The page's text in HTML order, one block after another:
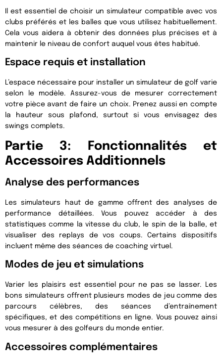
Il est essentiel de choisir un simulateur compatible avec vos
clubs préférés et les balles que vous utilisez habituellement.
Cela vous aidera à obtenir des données plus précises et à
maintenir le niveau de confort auquel vous êtes habitué.
Espace requis et installation
L’espace nécessaire pour installer un simulateur de golf varie
selon le modèle. Assurez-vous de mesurer correctement
votre pièce avant de faire un choix. Prenez aussi en compte
la hauteur sous plafond, surtout si vous envisagez des
swings complets.
Partie 3: Fonctionnalités et
Accessoires Additionnels
Analyse des performances
Les simulateurs haut de gamme offrent des analyses de
performance détaillées. Vous pouvez accéder à des
statistiques comme la vitesse du club, le spin de la balle, et
visualiser des replays de vos coups. Certains dispositifs
incluent même des séances de coaching virtuel.
Modes de jeu et simulations
Varier les plaisirs est essentiel pour ne pas se lasser. Les
bons simulateurs offrent plusieurs modes de jeu comme des
parcours célèbres, des séances d’entraînement
spécifiques, et des compétitions en ligne. Vous pouvez ainsi
vous mesurer à des golfeurs du monde entier.
Accessoires complémentaires